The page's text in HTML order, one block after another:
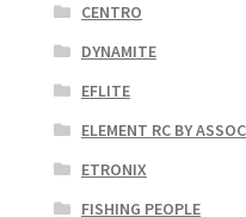
CENTRO
DYNAMITE
EFLITE
ELEMENT RC BY
ETRONIX
FISHING PEOPLE